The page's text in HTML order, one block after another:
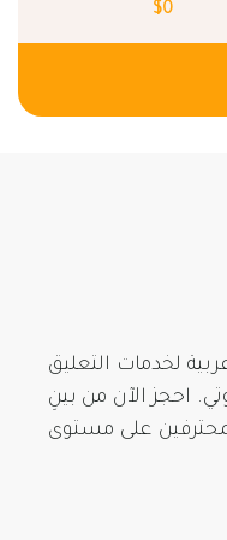
$0
لخدمات التعليق
احجز الآن من بينِ
على مستوى